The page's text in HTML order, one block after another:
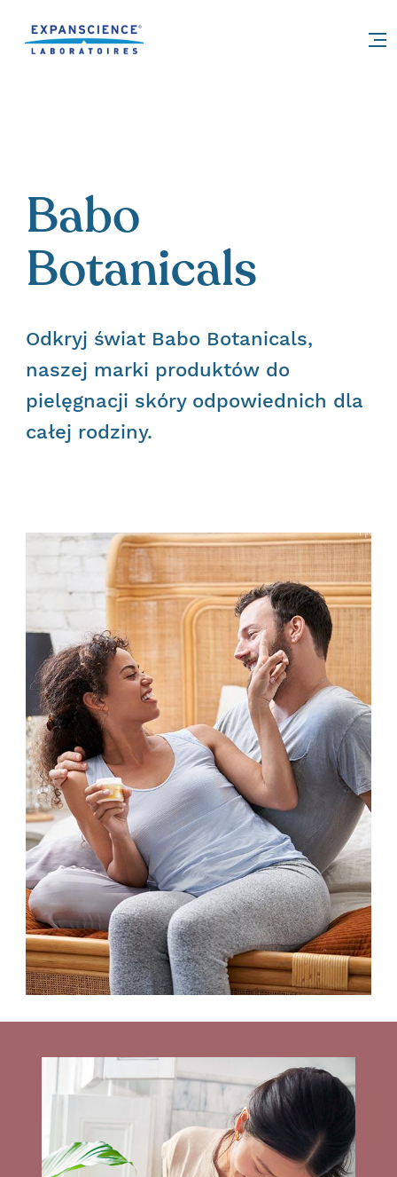
Babo
Botanicals
Odkryj świat Babo Botanicals,
naszej marki produktów do
pielęgnacji skóry odpowiednich dla
całej rodziny.